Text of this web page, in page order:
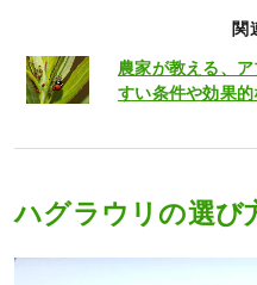
関
農家が教える、
すい条件や効果
ハグラウリの選び